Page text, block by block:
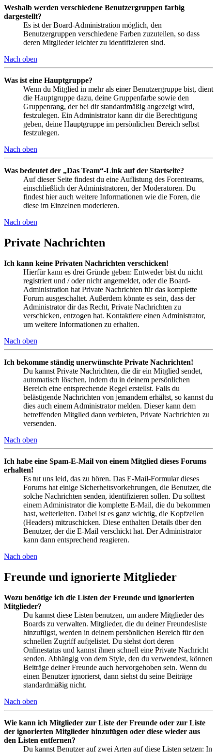
Weshalb werden verschiedene Benutzergruppen farbig
dargestellt?
Es ist der Board-Administration möglich, den
Benutzergruppen verschiedene Farben zuzuteilen, so dass
deren Mitglieder leichter zu identifizieren sind.
Nach oben
Was ist eine Hauptgruppe?
Wenn du Mitglied in mehr als einer Benutzergruppe bist, dient
die Hauptgruppe dazu, deine Gruppenfarbe sowie den
Gruppenrang, der bei dir standardmäßig angezeigt wird,
festzulegen. Ein Administrator kann dir die Berechtigung
geben, deine Hauptgruppe im persönlichen Bereich selbst
festzulegen.
Nach oben
Was bedeutet der „Das Team“-Link auf der Startseite?
Auf dieser Seite findest du eine Auflistung des Forenteams,
einschließlich der Administratoren, der Moderatoren. Du
findest hier auch weitere Informationen wie die Foren, die
diese im Einzelnen moderieren.
Nach oben
Private Nachrichten
Ich kann keine Privaten Nachrichten verschicken!
Hierfür kann es drei Gründe geben: Entweder bist du nicht
registriert und / oder nicht angemeldet, oder die Board-
Administration hat Private Nachrichten für das komplette
Forum ausgeschaltet. Außerdem könnte es sein, dass der
Administrator dir das Recht, Private Nachrichten zu
verschicken, entzogen hat. Kontaktiere einen Administrator,
um weitere Informationen zu erhalten.
Nach oben
Ich bekomme ständig unerwünschte Private Nachrichten!
Du kannst Private Nachrichten, die dir ein Mitglied sendet,
automatisch löschen, indem du in deinem persönlichen
Bereich eine entsprechende Regel erstellst. Falls du
belästigende Nachrichten von jemandem erhältst, so kannst du
dies auch einem Administrator melden. Dieser kann dem
betreffenden Mitglied dann verbieten, Private Nachrichten zu
versenden.
Nach oben
Ich habe eine Spam-E-Mail von einem Mitglied dieses Forums
erhalten!
Es tut uns leid, das zu hören. Das E-Mail-Formular dieses
Forums hat einige Sicherheitsvorkehrungen, die Benutzer, die
solche Nachrichten senden, identifizieren sollen. Du solltest
einem Administrator die komplette E-Mail, die du bekommen
hast, weiterleiten. Dabei ist es ganz wichtig, die Kopfzeilen
(Headers) mitzuschicken. Diese enthalten Details über den
Benutzer, der die E-Mail verschickt hat. Der Administrator
kann dann entsprechend reagieren.
Nach oben
Freunde und ignorierte Mitglieder
Wozu benötige ich die Listen der Freunde und ignorierten
Mitglieder?
Du kannst diese Listen benutzen, um andere Mitglieder des
Boards zu verwalten. Mitglieder, die du deiner Freundesliste
hinzufügst, werden in deinem persönlichen Bereich für den
schnellen Zugriff aufgelistet. Du siehst dort deren
Onlinestatus und kannst ihnen schnell eine Private Nachricht
senden. Abhängig von dem Style, den du verwendest, können
Beiträge deiner Freunde auch hervorgehoben sein. Wenn du
einen Benutzer ignorierst, dann siehst du seine Beiträge
standardmäßig nicht.
Nach oben
Wie kann ich Mitglieder zur Liste der Freunde oder zur Liste
der ignorierten Mitglieder hinzufügen oder diese wieder aus
den Listen entfernen?
Du kannst Benutzer auf zwei Arten auf diese Listen setzen: In